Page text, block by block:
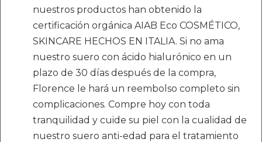
nuestros productos han obtenido la
certificación orgánica AIAB Eco COSMÉTICO,
SKINCARE HECHOS EN ITALIA. Si no ama
nuestro suero con ácido hialurónico en un
plazo de 30 días después de la compra,
Florence le hará un reembolso completo sin
complicaciones. Compre hoy con toda
tranquilidad y cuide su piel con la cualidad de
nuestro suero anti-edad para el tratamiento